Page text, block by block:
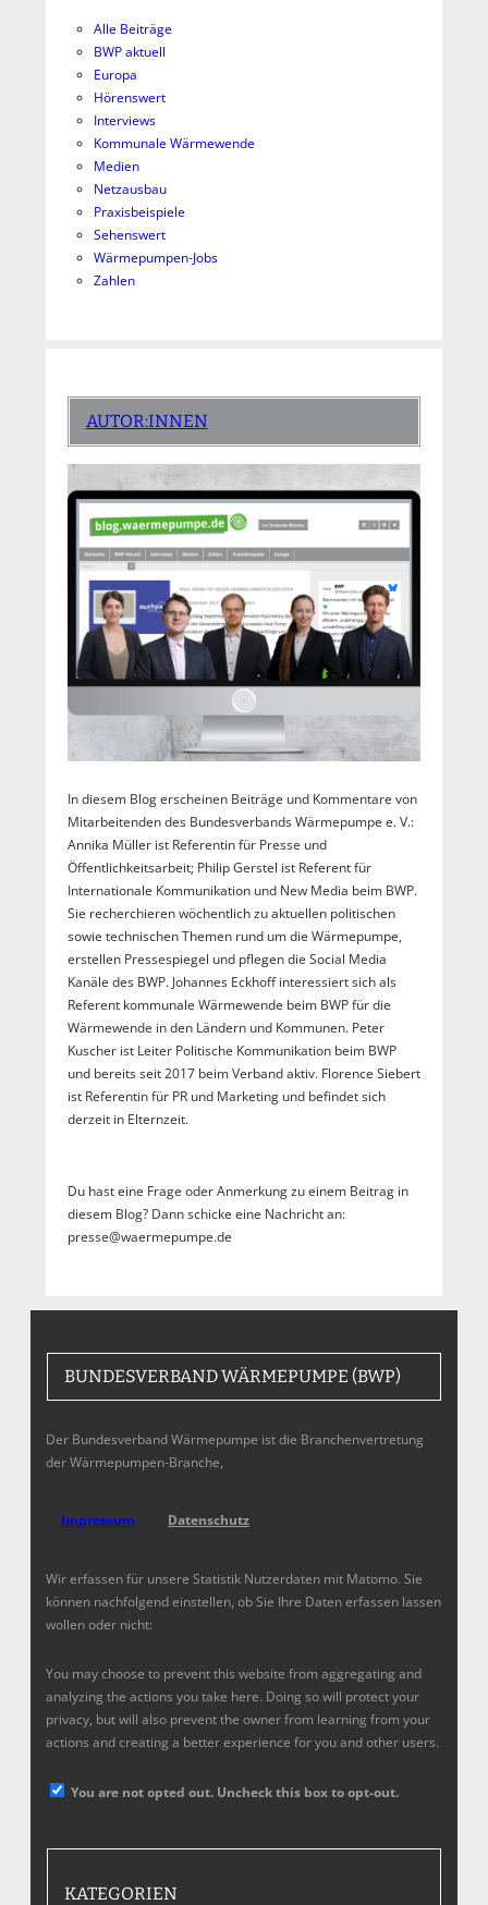
Alle Beiträge
BWP aktuell
Europa
Hörenswert
Interviews
Kommunale Wärmewende
Medien
Netzausbau
Praxisbeispiele
Sehenswert
Wärmepumpen-Jobs
Zahlen
AUTOR:INNEN
In diesem Blog erscheinen Beiträge und Kommentare von
Mitarbeitenden des Bundesverbands Wärmepumpe e. V.:
Annika Müller ist Referentin für Presse und
Öffentlichkeitsarbeit; Philip Gerstel ist Referent für
Internationale Kommunikation und New Media beim BWP.
Sie recherchieren wöchentlich zu aktuellen politischen
sowie technischen Themen rund um die Wärmepumpe,
erstellen Pressespiegel und pflegen die Social Media
Kanäle des BWP. Johannes Eckhoff interessiert sich als
Referent kommunale Wärmewende beim BWP für die
Wärmewende in den Ländern und Kommunen. Peter
Kuscher ist Leiter Politische Kommunikation beim BWP
und bereits seit 2017 beim Verband aktiv. Florence Siebert
ist Referentin für PR und Marketing und befindet sich
derzeit in Elternzeit.
Du hast eine Frage oder Anmerkung zu einem Beitrag in
diesem Blog? Dann schicke eine Nachricht an:
presse@waermepumpe.de
BUNDESVERBAND WÄRMEPUMPE (BWP)
Der Bundesverband Wärmepumpe ist die Branchenvertretung
der Wärmepumpen-Branche,
Impressum Datenschutz
Wir erfassen für unsere Statistik Nutzerdaten mit Matomo. Sie
können nachfolgend einstellen, ob Sie Ihre Daten erfassen lassen
wollen oder nicht:
You may choose to prevent this website from aggregating and
analyzing the actions you take here. Doing so will protect your
privacy, but will also prevent the owner from learning from your
actions and creating a better experience for you and other users.
You are not opted out. Uncheck this box to opt-out.
KATEGORIEN